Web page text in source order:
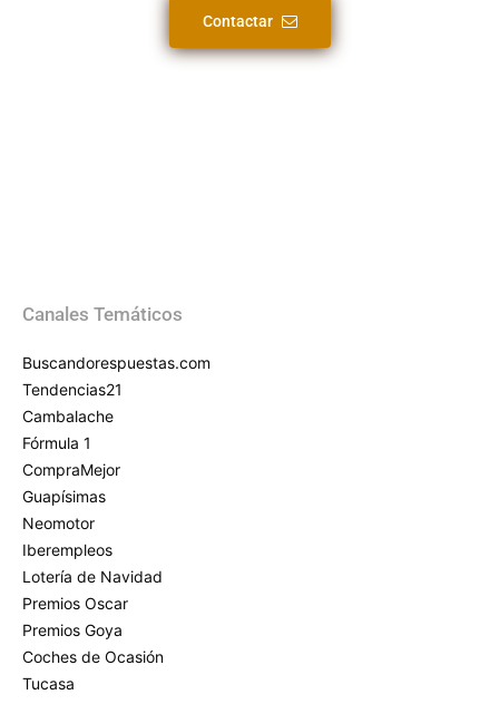
Contactar
Canales Temáticos
Buscandorespuestas.com
Tendencias21
Cambalache
Fórmula 1
CompraMejor
Guapísimas
Neomotor
Iberempleos
Lotería de Navidad
Premios Oscar
Premios Goya
Coches de Ocasión
Tucasa